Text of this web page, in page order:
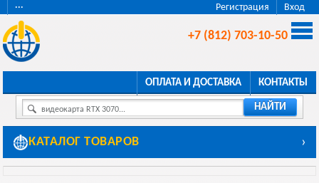
Регистрация Вход
···
+7 (812) 703-10-50
ОПЛАТА И ДОСТАВКА КОНТАКТЫ
видеокарта RTX 3070... НАЙТИ
КАТАЛОГ ТОВАРОВ ›